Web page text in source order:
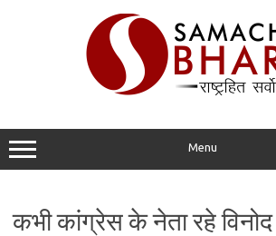
Menu
कभी कांग्रेस के नेता रहे विनोद